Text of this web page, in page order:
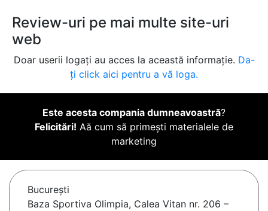
Review-uri pe mai multe site-uri
web
Doar userii logați au acces la această informație. Da-
ți click aici pentru a vă loga.
Este acesta compania dumneavoastră?
Felicitări! Aă cum să primești materialele de
marketing
Bucureşti
Baza Sportiva Olimpia, Calea Vitan nr. 206 –